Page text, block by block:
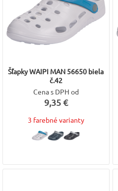
Šľapky WAIPI MAN 56650 biela
č.42
Cena s DPH od
9,35 €
3 farebné varianty